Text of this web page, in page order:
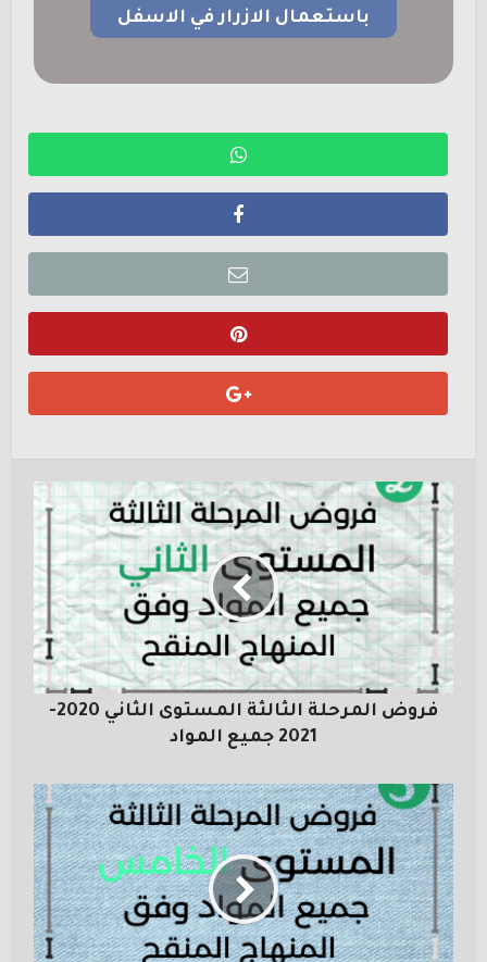
باستعمال الازرار في الاسفل
فروض المرحلة الثالثة المستوى الثاني 2020-
2021 جميع المواد